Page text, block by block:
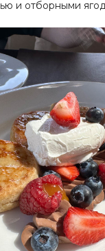
и отборными